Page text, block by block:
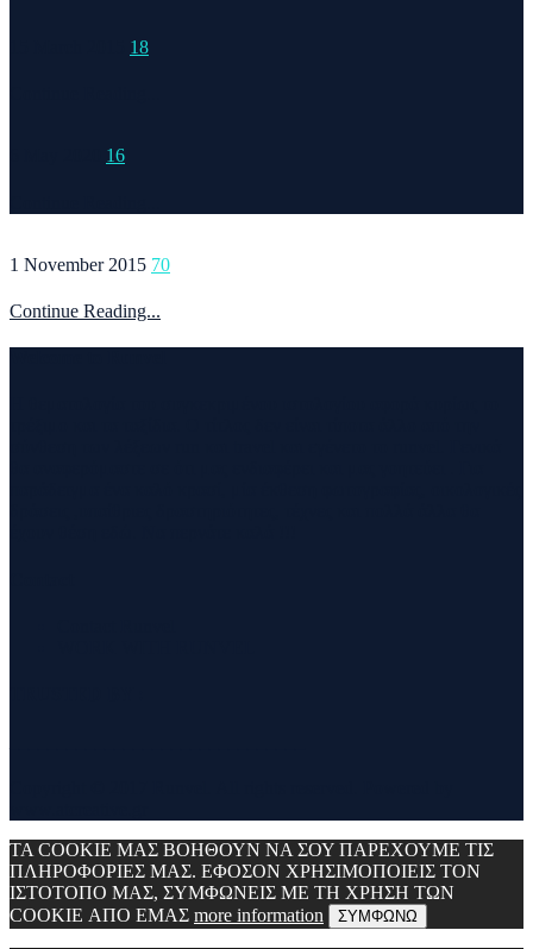
18
16
1 November 2015 70
Continue Reading...
ΤΑ COOKIE ΜΑΣ ΒΟΗΘΟΥΝ ΝΑ ΣΟΥ ΠΑΡΕΧΟΥΜΕ ΤΙΣ
ΠΛΗΡΟΦΟΡΙΕΣ ΜΑΣ. ΕΦΟΣΟΝ ΧΡΗΣΙΜΟΠΟΙΕΙΣ ΤΟΝ
ΙΣΤΟΤΟΠΟ ΜΑΣ, ΣΥΜΦΩΝΕΙΣ ΜΕ ΤΗ ΧΡΗΣΗ ΤΩΝ
COOKIE ΑΠΟ ΕΜΑΣ more information ΣΥΜΦΩΝΩ